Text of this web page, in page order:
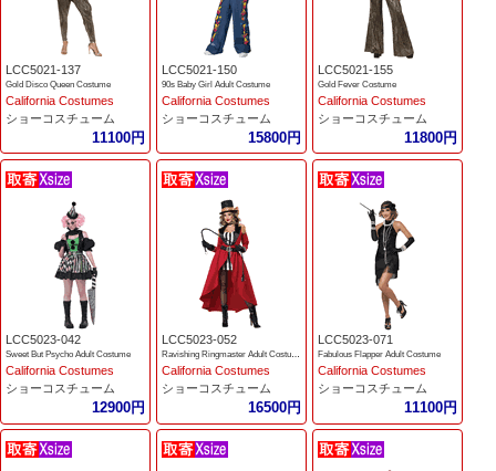
LCC5021-137
Gold Disco Queen Costume
California Costumes
ショーコスチューム
11100円
LCC5021-150
90s Baby Girl Adult Costume
California Costumes
ショーコスチューム
15800円
LCC5021-155
Gold Fever Costume
California Costumes
ショーコスチューム
11800円
LCC5023-042
Sweet But Psycho Adult Costume
California Costumes
ショーコスチューム
12900円
LCC5023-052
Ravishing Ringmaster Adult Costume
California Costumes
ショーコスチューム
16500円
LCC5023-071
Fabulous Flapper Adult Costume
California Costumes
ショーコスチューム
11100円